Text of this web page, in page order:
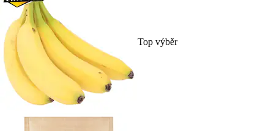
Top výběr